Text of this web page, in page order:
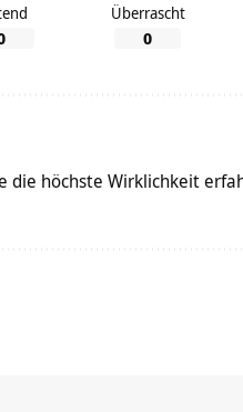
Überrascht
0
die höchste Wirklichkeit